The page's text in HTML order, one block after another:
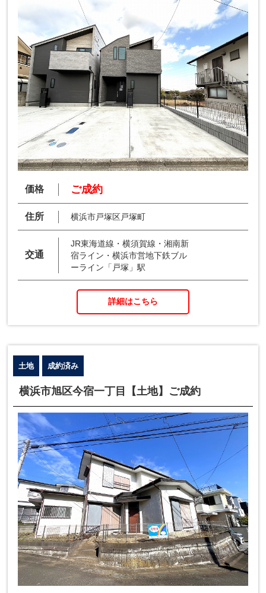
価格 ご成約
住所 横浜市戸塚区戸塚町
交通
JR東海道線・横須賀線・湘南新
宿ライン・横浜市営地下鉄ブル
ーライン「戸塚」駅
詳細はこちら
土地 成約済み
横浜市旭区今宿一丁目【土地】ご成約